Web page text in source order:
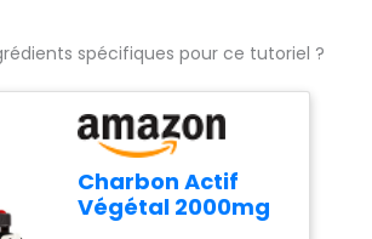
spécifiques pour ce tutoriel ?
Charbon Actif
Végétal 2000mg